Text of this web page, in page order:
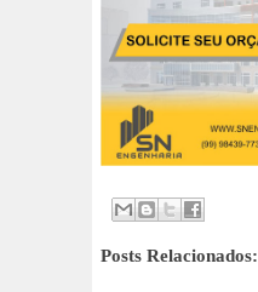
Posts Relacionados: